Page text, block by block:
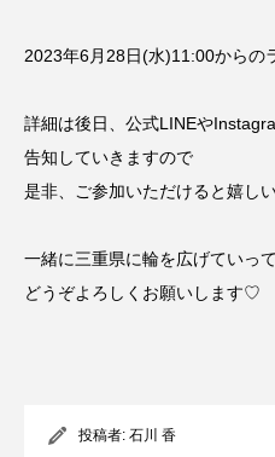
2023年6月28日(水)11:00からの
詳細は後日、公式LINEや
告知していきますので
是非、ご参加いただけると嬉しい
一緒に三重県に輪を広げていっ
どうぞよろしくお願いします♡
投稿者: 石川 香